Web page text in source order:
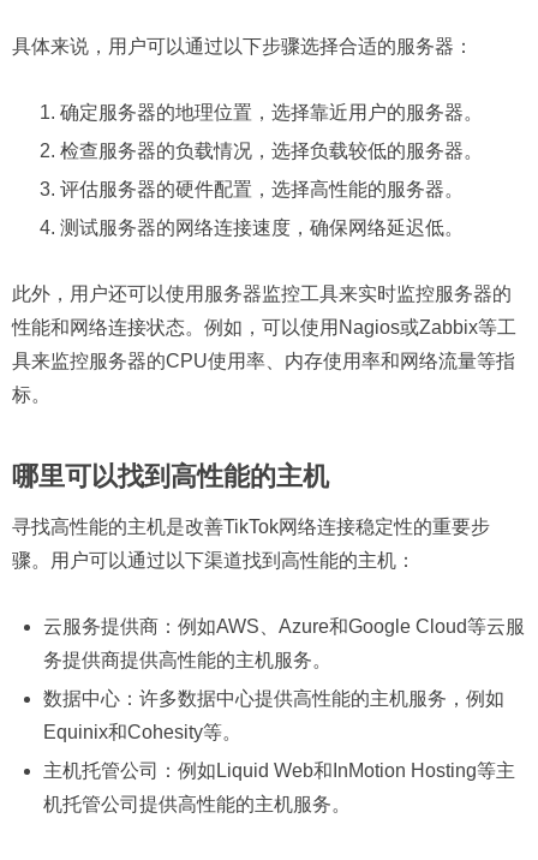
具体来说，用户可以通过以下步骤选择合适的服务器：
确定服务器的地理位置，选择靠近用户的服务器。
检查服务器的负载情况，选择负载较低的服务器。
评估服务器的硬件配置，选择高性能的服务器。
测试服务器的网络连接速度，确保网络延迟低。
此外，用户还可以使用服务器监控工具来实时监控服务器的
性能和网络连接状态。例如，可以使用Nagios或Zabbix等工
具来监控服务器的CPU使用率、内存使用率和网络流量等指
标。
哪里可以找到高性能的主机
寻找高性能的主机是改善TikTok网络连接稳定性的重要步
骤。用户可以通过以下渠道找到高性能的主机：
云服务提供商：例如AWS、Azure和Google Cloud等云服
务提供商提供高性能的主机服务。
数据中心：许多数据中心提供高性能的主机服务，例如
Equinix和Cohesity等。
主机托管公司：例如Liquid Web和InMotion Hosting等主
机托管公司提供高性能的主机服务。